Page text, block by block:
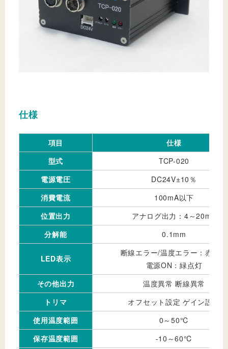
仕様
項目
仕様
型式
TCP-020
電源電圧
DC24V±10％
消費電流
100mA以下
位置出力
アナログ出力：4～20mA
分解能
0.1mm
LED表示
断線エラー/温度エラー：赤点灯
電源ON：緑点灯
その他出力
温度異常 断線異常
トリマ
オフセット設定 ゲイン設定
使用温度範囲
0～50℃
保存温度範囲
-10～60℃